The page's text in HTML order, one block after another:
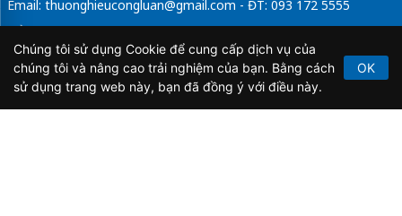
Email: thuonghieucongluan@gmail.com - ĐT: 093 172 5555
Tổng Biên Tập: Vũ Đức Thuận
Giấy phép hoạt động báo chí điện tử số 64/GP-BTTTT do Bộ
Thông tin và Truyền thông cấp ngày 21/2/2020.
Chúng tôi sử dụng Cookie để cung cấp dịch vụ của
chúng tôi và nâng cao trải nghiệm của bạn. Bằng cách
sử dụng trang web này, bạn đã đồng ý với điều này.
OK